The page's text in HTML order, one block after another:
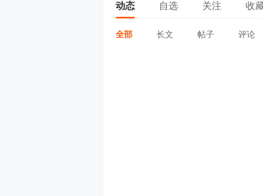
动态 自选 关注 收
全部 长文 帖子 评论